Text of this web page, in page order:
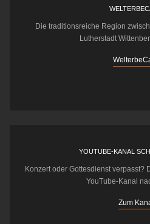
Die traditionsreiche Region
Lutherstadt
YOUTUBE-KANAL
Konzert oder Gottesdienst verpasst?
YouTube-Kanal
Zum